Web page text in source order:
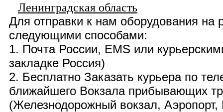
Ленинградская область
Для отправки к нам оборудования на
следующими способами:
1. Почта России, EMS или
закладке Россия)
2. Бесплатно Заказать курьера по
ближайшего Вокзала прибывающих
(Железнодорожный вокзал, Аэропорт,